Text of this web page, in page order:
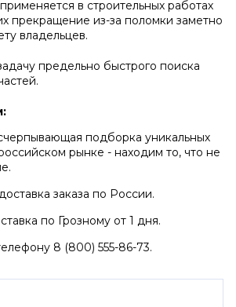
в строительных работах
прекращение из-за поломки заметно
владельцев.
предельно быстрого поиска
подборка уникальных
рынке - находим то, что не
заказа по России.
по Грозному от 1 дня.
8 (800) 555-86-73.